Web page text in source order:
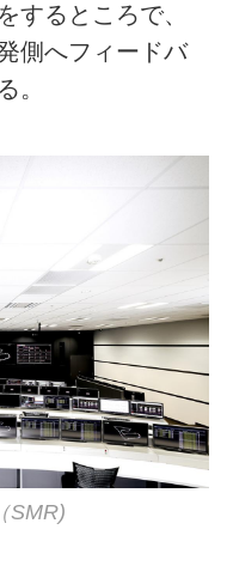
するところで、
側へフィードバ
。
SMR)